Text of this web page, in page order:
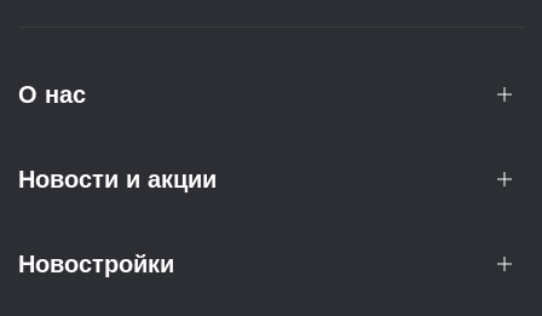
О нас
Новости и акции
Новостройки